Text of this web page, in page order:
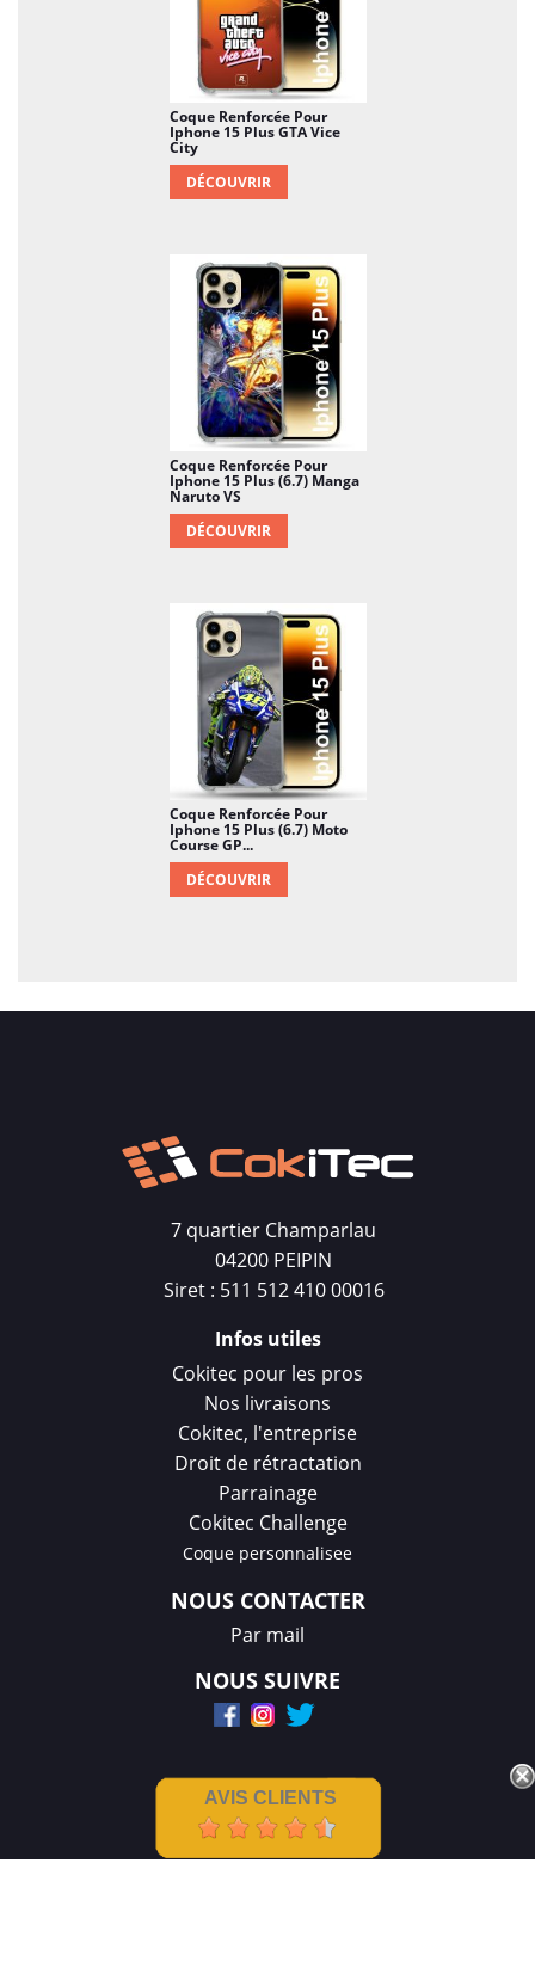
Coque Renforcée Pour
Iphone 15 Plus GTA Vice
City
DÉCOUVRIR
Coque Renforcée Pour
Iphone 15 Plus (6.7) Manga
Naruto VS
DÉCOUVRIR
Coque Renforcée Pour
Iphone 15 Plus (6.7) Moto
Course GP...
DÉCOUVRIR
7 quartier Champarlau
04200 PEIPIN
Siret : 511 512 410 00016
Infos utiles
Cokitec pour les pros
Nos livraisons
Cokitec, l'entreprise
Droit de rétractation
Parrainage
Cokitec Challenge
Coque personnalisee
NOUS CONTACTER
Par mail
NOUS SUIVRE
AVIS CLIENTS